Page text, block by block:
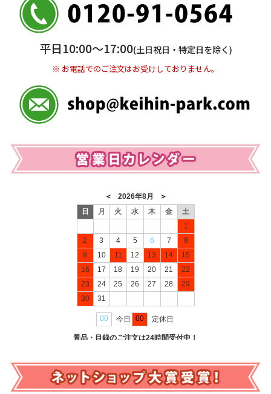
普通 7263489
＜口座名＞ カ）ディースタイル
※ 振込み手数料お客様ご負担。
平日10:00〜17:00(土日祝日・特定日を除く)
※ お電話でのご注文はお受けしておりません。